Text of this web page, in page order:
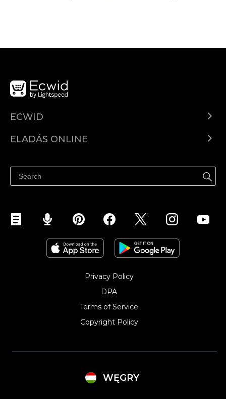
ECWID
Árkalkuláció
ELADÁS ONLINE
Eladás a Facebookon
Eladás Instagramon
Privacy Policy
DPA
Terms of Service
Copyright Policy‎
WĘGRY